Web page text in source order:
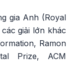
gia Anh (Royal
giải lớn khác
Ramon
Prize, ACM